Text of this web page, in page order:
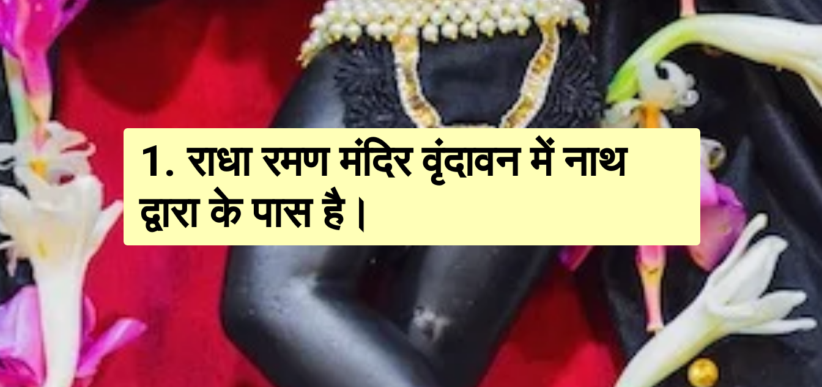
1. राधा रमण मंदिर वृंदावन में नाथ
द्वारा के पास है।